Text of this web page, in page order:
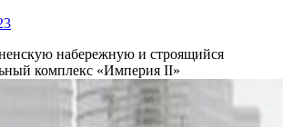
набережную и строящийся
комплекс «Империя II»